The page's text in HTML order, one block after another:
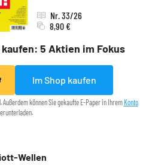
5 Aktien im Fokus
Nr. 33/26
8,90 €
Im Shop kaufen
können Sie gekaufte E-Paper in Ihrem Konto
Wellen